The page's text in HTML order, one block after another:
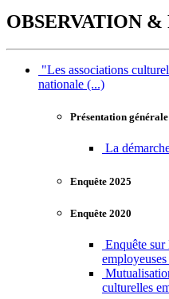
OBSERVATION
"Les associations
nationale (...)
Présentation générale
La
Enquête 2025
Enquête 2020
Enquête sur
culturelles